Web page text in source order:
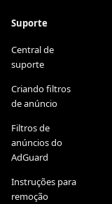
Suporte
Central de
suporte
Criando filtros
de anúncio
Filtros de
anúncios do
AdGuard
Instruções para
remoção